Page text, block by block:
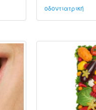
οδοντιατρική